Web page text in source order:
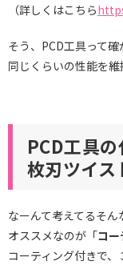
（詳しくはこちら
そう、PCD工具って
同じくらいの性能を
PCD工具
枚刃ツイス
なーんて考えてるそん
オススメなのが「コ
コーティング付きで、